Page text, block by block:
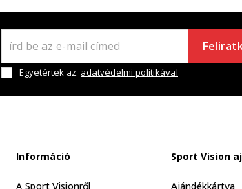
Egyetértek az adatvédelmi politikával
Információ
A Sport Visionről
Sport Vision
Ajándékkártya